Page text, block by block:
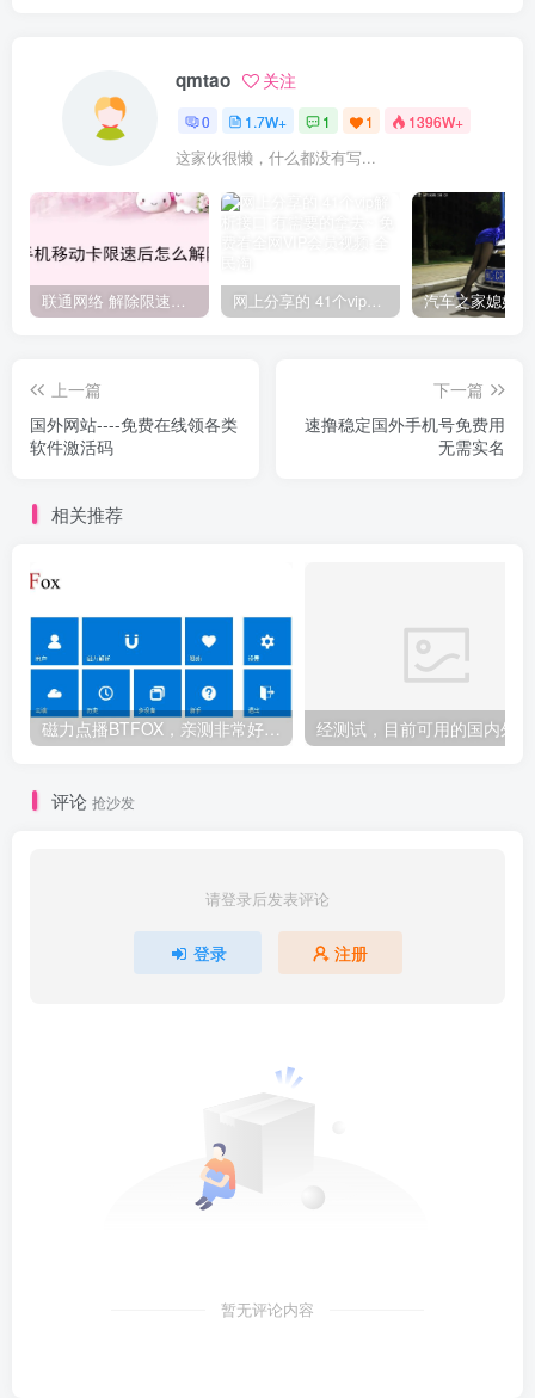
qmtao 关注
0 1.7W+ 1 1 1396W+
这家伙很懒，什么都没有写...
联通网络 解除限速方法参考！畅享、畅玩、老白干等及其它地区自测了 网上分享的 41个vip解析接口 有需要的拿去~ 免费看全网VIP会员视频
上一篇
国外网站----免费在线领各类
软件激活码
下一篇
速撸稳定国外手机号免费用
无需实名
相关推荐
磁力点播BTFOX，亲测非常好用，公测免费中
评论 抢沙发
请登录后发表评论
登录 注册
暂无评论内容